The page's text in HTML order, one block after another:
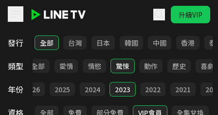
升級VIP
LINE TV - 電影
發行 全部 台灣 日本 韓國 中國 香港 泰
類型 全部 愛情 情慾 驚悚 動作 歷史 喜劇
年份
部 2026 2025 2024 2023 2022 2021
資格 全部 免費 部分免費 VIP會員 全集兌換